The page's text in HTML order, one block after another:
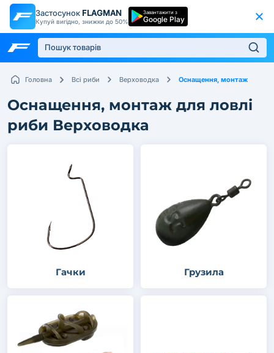
Застосунок FLAGMAN
Купуй вигідно, знижки до 50%
Завантажити з
Google Play
Головна Всі риби Верховодка Оснащення, монтаж
Оснащення, монтаж для ловлі
риби Верховодка
Гачки Грузила